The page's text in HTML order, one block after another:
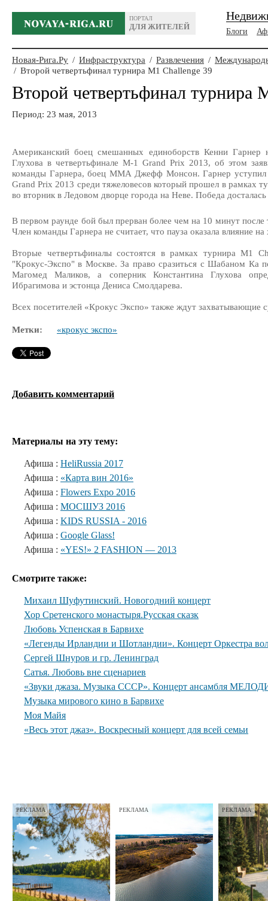
ПОРТАЛ
ДЛЯ ЖИТЕЛЕЙ
Блоги
Новая-Рига.Ру / Инфраструктура / Развлечения /
/ Второй четвертьфинал турнира M1 Challenge 39
Второй четвертьфинал турнира
Период: 23 мая, 2013
Американский боец смешанных единоборств Кенни Гарнер
Глухова в четвертьфинале М-1 Grand Prix 2013, об этом
команды Гарнера, боец ММА Джефф Монсон. Гарнер уступил
Grand Prix 2013 среди тяжеловесов который прошел в рамках
во вторник в Ледовом дворце города на Неве. Победа
В первом раунде бой был прерван более чем на 10 минут после
Член команды Гарнера не считает, что пауза оказала влияние на
Вторые четвертьфиналы состоятся в рамках турнира M1
"Крокус-Экспо" в Москве. За право сразиться с Шабаном Ка
Магомед Маликов, а соперник Константина Глухова
Ибрагимова и эстонца Дениса Смолдарева.
Всех посетителей «Крокус Экспо» также ждут
Метки: «крокус экспо»
Добавить комментарий
Материалы на эту тему:
Афиша : HeliRussia 2017
Афиша : «Карта вин 2016»
Афиша : Flowers Expo 2016
Афиша : МОСШУЗ 2016
Афиша : KIDS RUSSIA - 2016
Афиша : Google Glass!
Афиша : «YES!» 2 FASHION — 2013
Смотрите также:
Михаил Шуфутинский. Новогодний концерт
Хор Сретенского монастыря.Русская сказк
Любовь Успенская в Барвихе
«Легенды Ирландии и Шотландии». Концерт Оркестра
Сергей Шнуров и гр. Ленинград
Сатья. Любовь вне сценариев
«Звуки джаза. Музыка СССР». Концерт ансамбля
Музыка мирового кино в Барвихе
Моя Майя
«Весь этот джаз». Воскресный концерт для всей семьи
РЕКЛАМА РЕКЛАМА РЕКЛАМА